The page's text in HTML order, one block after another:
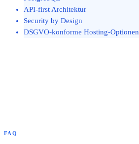
API-first Architektur
Security by Design
DSGVO-konforme Hosting-
FAQ